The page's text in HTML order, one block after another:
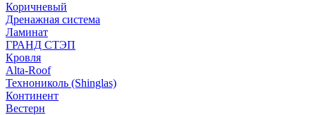
Коричневый
Дренажная система
Ламинат
ГРАНД СТЭП
Кровля
Alta-Roof
Технониколь (Shinglas)
Континент
Вестерн